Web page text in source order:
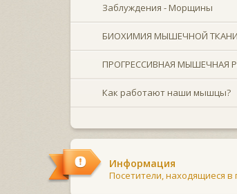
Заблуждения - Морщины
БИОХИМИЯ МЫШЕЧНОЙ ТКАНИ
ПРОГРЕССИВНАЯ МЫШЕЧНАЯ
Как работают наши мышцы?
Информация
Посетители, находящиеся в